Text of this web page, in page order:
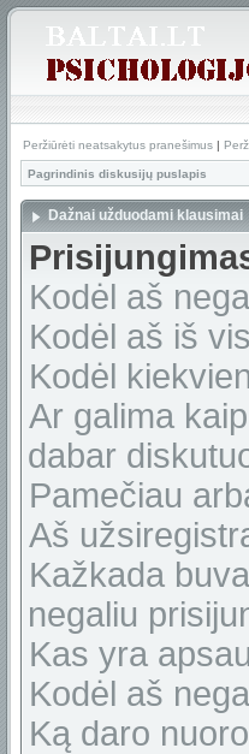
Peržiūrėti neatsakytus pranešimus |
Pagrindinis diskusijų puslapis
Dažnai užduodami klausimai
Kodėl aš
Kodėl aš iš
Kodėl
Ar galima
dabar
Pamečiau
Aš
Kažkada
negaliu
Kas yra
Kodėl aš
Ką daro